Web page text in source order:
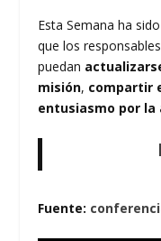
Esta Semana ha
que los
puedan
misión, compartir
entusiasmo por la
Fuente: